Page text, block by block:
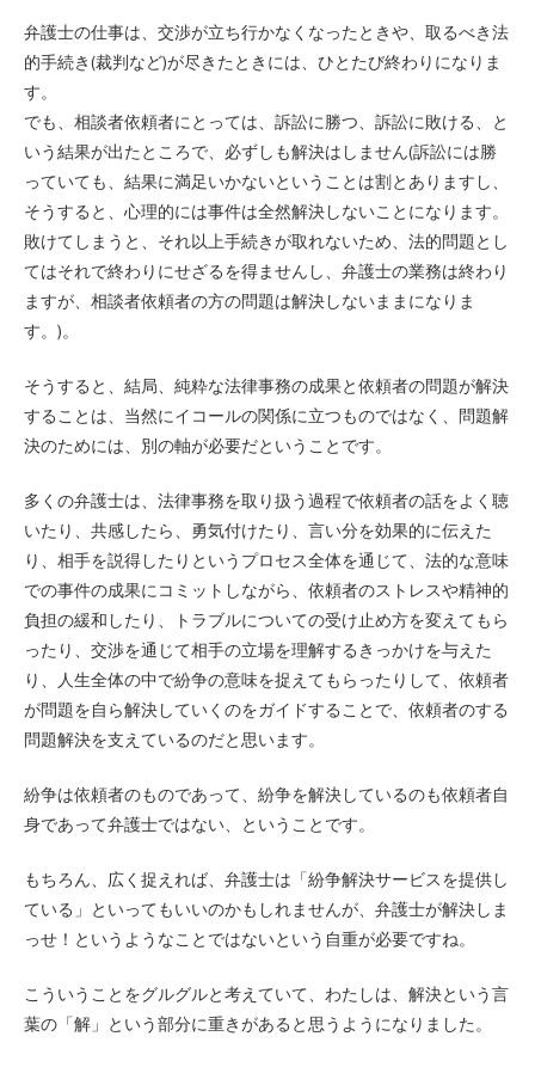
弁護士の仕事は、交渉が立ち行かなくなったときや、取るべき法
的手続き(裁判など)が尽きたときには、ひとたび終わりになりま
す。
でも、相談者依頼者にとっては、訴訟に勝つ、訴訟に敗ける、と
いう結果が出たところで、必ずしも解決はしません(訴訟には勝
っていても、結果に満足いかないということは割とありますし、
そうすると、心理的には事件は全然解決しないことになります。
敗けてしまうと、それ以上手続きが取れないため、法的問題とし
てはそれで終わりにせざるを得ませんし、弁護士の業務は終わり
ますが、相談者依頼者の方の問題は解決しないままになりま
す。)。
そうすると、結局、純粋な法律事務の成果と依頼者の問題が解決
することは、当然にイコールの関係に立つものではなく、問題解
決のためには、別の軸が必要だということです。
多くの弁護士は、法律事務を取り扱う過程で依頼者の話をよく聴
いたり、共感したら、勇気付けたり、言い分を効果的に伝えた
り、相手を説得したりというプロセス全体を通じて、法的な意味
での事件の成果にコミットしながら、依頼者のストレスや精神的
負担の緩和したり、トラブルについての受け止め方を変えてもら
ったり、交渉を通じて相手の立場を理解するきっかけを与えた
り、人生全体の中で紛争の意味を捉えてもらったりして、依頼者
が問題を自ら解決していくのをガイドすることで、依頼者のする
問題解決を支えているのだと思います。
紛争は依頼者のものであって、紛争を解決しているのも依頼者自
身であって弁護士ではない、ということです。
もちろん、広く捉えれば、弁護士は「紛争解決サービスを提供し
ている」といってもいいのかもしれませんが、弁護士が解決しま
っせ！というようなことではないという自重が必要ですね。
こういうことをグルグルと考えていて、わたしは、解決という言
葉の「解」という部分に重きがあると思うようになりました。